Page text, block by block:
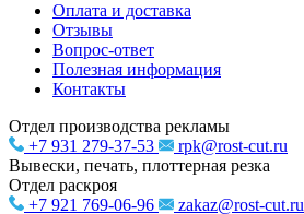
Оплата и доставка
Отзывы
Вопрос-ответ
Полезная информация
Контакты
Отдел производства рекламы
+7 931 279-37-53
rpk@rost-cut.ru
Вывески, печать, плоттерная резка
Отдел раскроя
+7 921 769-06-96
zakaz@rost-cut.ru